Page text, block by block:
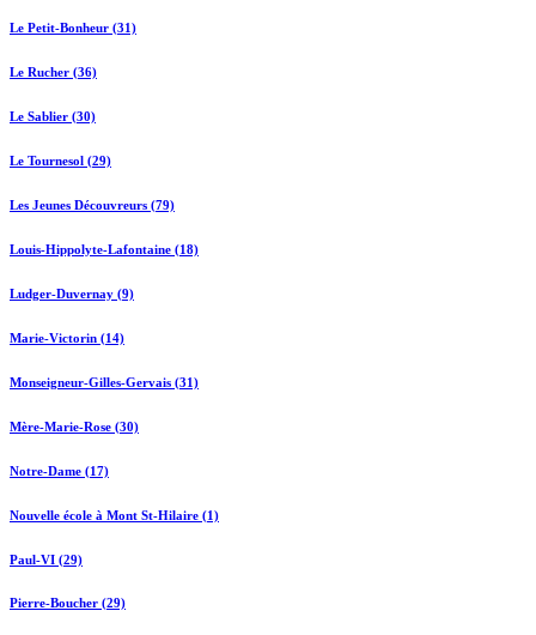
Le Petit-Bonheur (31)
Le Rucher (36)
Le Sablier (30)
Le Tournesol (29)
Les Jeunes Découvreurs (79)
Louis-Hippolyte-Lafontaine (18)
Ludger-Duvernay (9)
Marie-Victorin (14)
Monseigneur-Gilles-Gervais (31)
Mère-Marie-Rose (30)
Notre-Dame (17)
Nouvelle école à Mont St-Hilaire (1)
Paul-VI (29)
Pierre-Boucher (29)